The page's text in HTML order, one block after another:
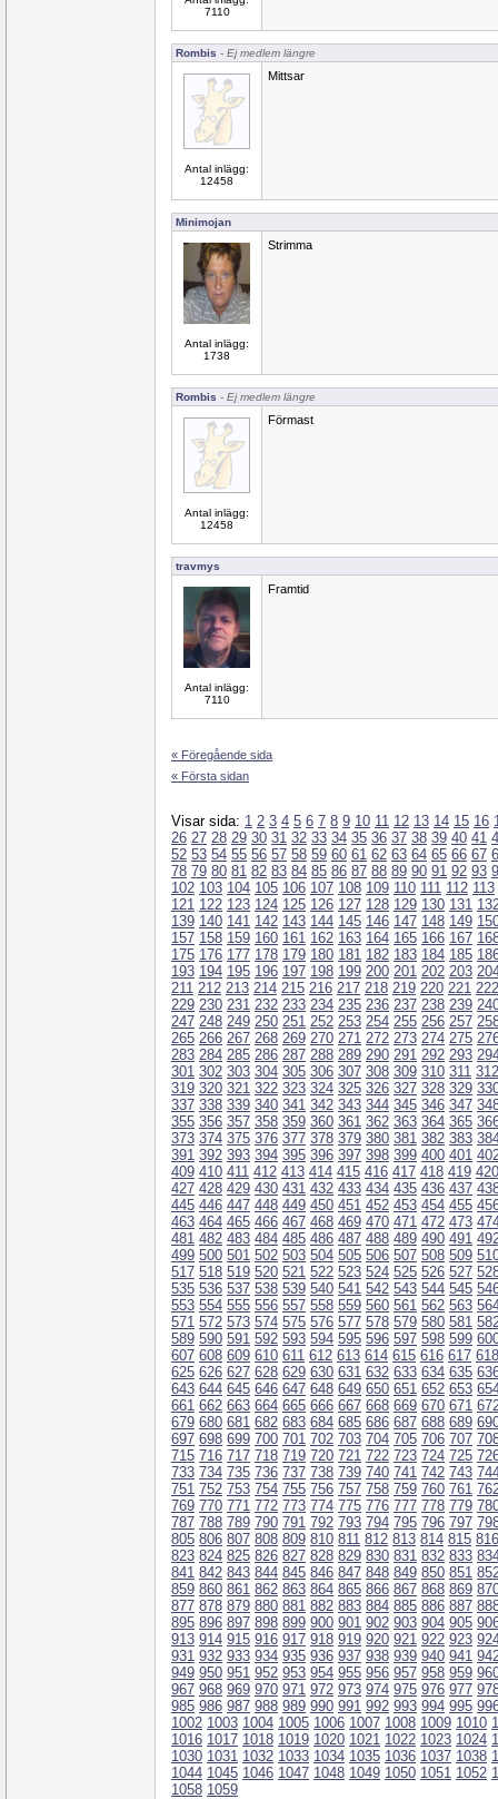
7110
Rombis - Ej medlem längre
Antal inlägg:
12458
Mittsar
Minimojan
Antal inlägg:
1738
Strimma
Rombis - Ej medlem längre
Antal inlägg:
12458
Förmast
travmys
Antal inlägg:
7110
Framtid
« Föregående sida
« Första sidan
Visar sida: 1 2 3 4 5 6 7 8 9 10 11 12 13 14 15 16
26 27 28 29 30 31 32 33 34 35 36 37 38 39 40 41
52 53 54 55 56 57 58 59 60 61 62 63 64 65 66 67
78 79 80 81 82 83 84 85 86 87 88 89 90 91 92 93
102 103 104 105 106 107 108 109 110 111 112 113
121 122 123 124 125 126 127 128 129 130 131
139 140 141 142 143 144 145 146 147 148 149
157 158 159 160 161 162 163 164 165 166 167
175 176 177 178 179 180 181 182 183 184 185
193 194 195 196 197 198 199 200 201 202 203
211 212 213 214 215 216 217 218 219 220 221 222
229 230 231 232 233 234 235 236 237 238 239
247 248 249 250 251 252 253 254 255 256 257
265 266 267 268 269 270 271 272 273 274 275
283 284 285 286 287 288 289 290 291 292 293
301 302 303 304 305 306 307 308 309 310 311 312
319 320 321 322 323 324 325 326 327 328 329
337 338 339 340 341 342 343 344 345 346 347
355 356 357 358 359 360 361 362 363 364 365
373 374 375 376 377 378 379 380 381 382 383
391 392 393 394 395 396 397 398 399 400 401
409 410 411 412 413 414 415 416 417 418 419 420
427 428 429 430 431 432 433 434 435 436 437
445 446 447 448 449 450 451 452 453 454 455
463 464 465 466 467 468 469 470 471 472 473
481 482 483 484 485 486 487 488 489 490 491
499 500 501 502 503 504 505 506 507 508 509
517 518 519 520 521 522 523 524 525 526 527
535 536 537 538 539 540 541 542 543 544 545
553 554 555 556 557 558 559 560 561 562 563
571 572 573 574 575 576 577 578 579 580 581
589 590 591 592 593 594 595 596 597 598 599
607 608 609 610 611 612 613 614 615 616 617 618
625 626 627 628 629 630 631 632 633 634 635
643 644 645 646 647 648 649 650 651 652 653
661 662 663 664 665 666 667 668 669 670 671
679 680 681 682 683 684 685 686 687 688 689
697 698 699 700 701 702 703 704 705 706 707
715 716 717 718 719 720 721 722 723 724 725
733 734 735 736 737 738 739 740 741 742 743
751 752 753 754 755 756 757 758 759 760 761
769 770 771 772 773 774 775 776 777 778 779
787 788 789 790 791 792 793 794 795 796 797
805 806 807 808 809 810 811 812 813 814 815 816
823 824 825 826 827 828 829 830 831 832 833
841 842 843 844 845 846 847 848 849 850 851
859 860 861 862 863 864 865 866 867 868 869
877 878 879 880 881 882 883 884 885 886 887
895 896 897 898 899 900 901 902 903 904 905
913 914 915 916 917 918 919 920 921 922 923
931 932 933 934 935 936 937 938 939 940 941
949 950 951 952 953 954 955 956 957 958 959
967 968 969 970 971 972 973 974 975 976 977
985 986 987 988 989 990 991 992 993 994 995
1002 1003 1004 1005 1006 1007 1008 1009 1010
1016 1017 1018 1019 1020 1021 1022 1023 1024
1030 1031 1032 1033 1034 1035 1036 1037 1038
1044 1045 1046 1047 1048 1049 1050 1051 1052
1058 1059